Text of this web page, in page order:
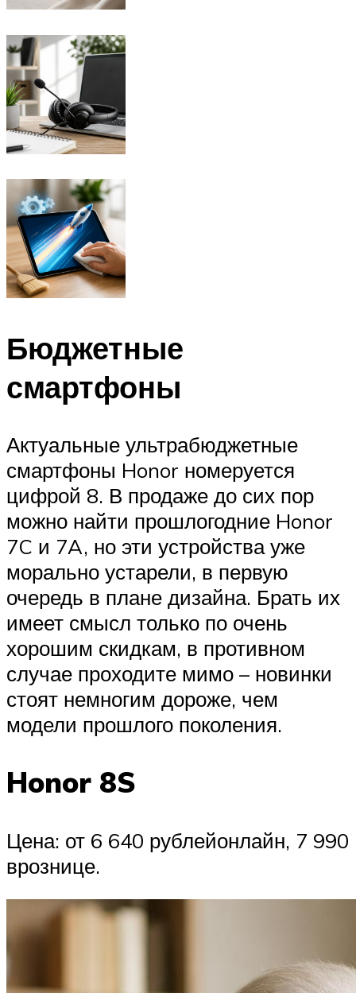
Бюджетные
смартфоны
Актуальные ультрабюджетные
смартфоны Honor номеруется
цифрой 8. В продаже до сих пор
можно найти прошлогодние Honor
7C и 7A, но эти устройства уже
морально устарели, в первую
очередь в плане дизайна. Брать их
имеет смысл только по очень
хорошим скидкам, в противном
случае проходите мимо – новинки
стоят немногим дороже, чем
модели прошлого поколения.
Honor 8S
Цена: от 6 640 рублейонлайн, 7 990
врознице.